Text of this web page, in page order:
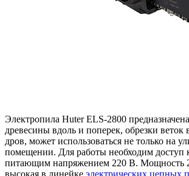
Электропила Huter ELS-2800
древесины вдоль и поперек, обрезки веток
дров, может использоваться не только на
помещении. Для работы необходим доступ
питающим напряжением 220 В. Мощность
высокая в линейке электрических цепных